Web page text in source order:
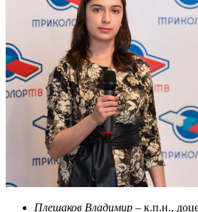
Плешаков Владимир – к.п.н.,